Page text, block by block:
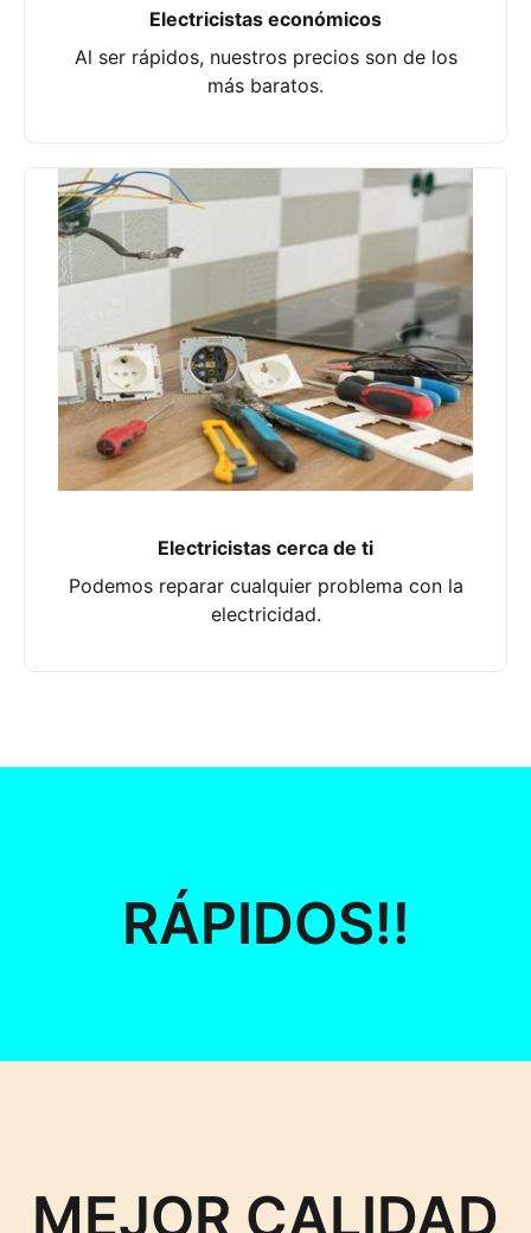
Electricistas económicos
Al ser rápidos, nuestros precios son de los
más baratos.
Electricistas cerca de ti
Podemos reparar cualquier problema con la
electricidad.
RÁPIDOS!!
MEJOR CALIDAD